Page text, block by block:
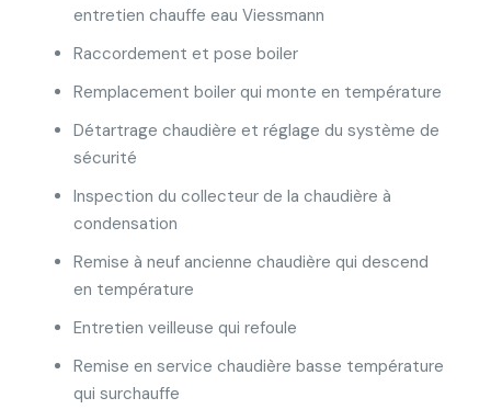
entretien chauffe eau Viessmann
Raccordement et pose boiler
Remplacement boiler qui monte en température
Détartrage chaudière et réglage du système de
sécurité
Inspection du collecteur de la chaudière à
condensation
Remise à neuf ancienne chaudière qui descend
en température
Entretien veilleuse qui refoule
Remise en service chaudière basse température
qui surchauffe